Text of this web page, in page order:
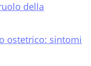
della
ostetrico: sintomi